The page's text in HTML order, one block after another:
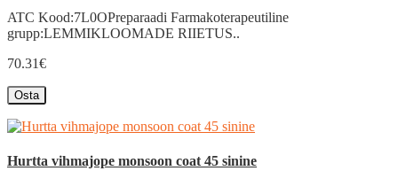
ATC Kood:7L0OPreparaadi Farmakoterapeutiline
grupp:LEMMIKLOOMADE RIIETUS..
70.31€
Osta
Hurtta vihmajope monsoon coat 45 sinine